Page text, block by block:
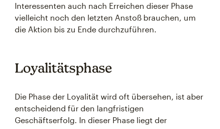
Interessenten auch nach Erreichen dieser Phase
vielleicht noch den letzten Anstoß brauchen, um
die Aktion bis zu Ende durchzuführen.
Loyalitätsphase
Die Phase der Loyalität wird oft übersehen, ist aber
entscheidend für den langfristigen
Geschäftserfolg. In dieser Phase liegt der